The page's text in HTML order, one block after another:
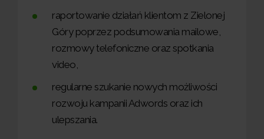
raportowanie działań klientom z Zielonej
Góry poprzez podsumowania mailowe,
rozmowy telefoniczne oraz spotkania
video,
regularne szukanie nowych możliwości
rozwoju kampanii Adwords oraz ich
ulepszania.